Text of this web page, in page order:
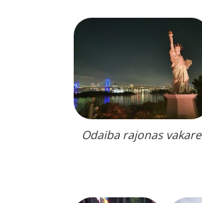
Odaiba rajonas vakare